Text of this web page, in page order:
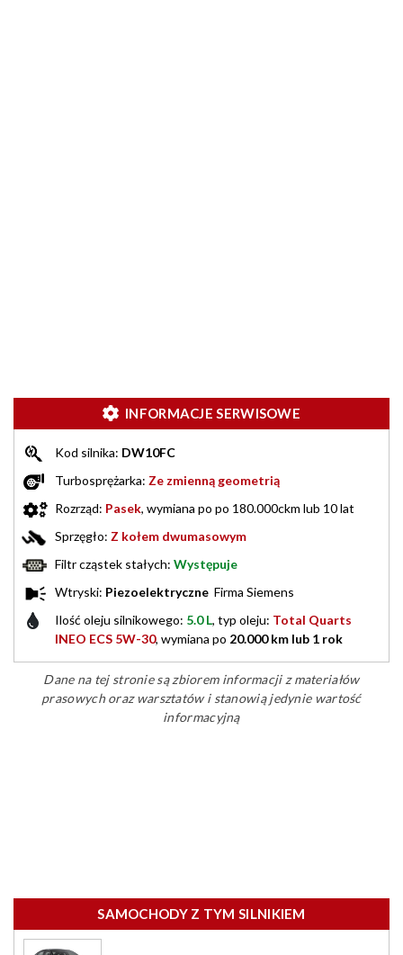
INFORMACJE SERWISOWE
Kod silnika: DW10FC
Turbosprężarka: Ze zmienną geometrią
Rozrząd: Pasek, wymiana po po 180.000ckm lub 10 lat
Sprzęgło: Z kołem dwumasowym
Filtr cząstek stałych: Występuje
Wtryski: Piezoelektryczne Firma Siemens
Ilość oleju silnikowego: 5.0 L, typ oleju: Total Quarts
INEO ECS 5W-30, wymiana po 20.000 km lub 1 rok
Dane na tej stronie są zbiorem informacji z materiałów
prasowych oraz warsztatów i stanowią jedynie wartość
informacyjną
SAMOCHODY Z TYM SILNIKIEM